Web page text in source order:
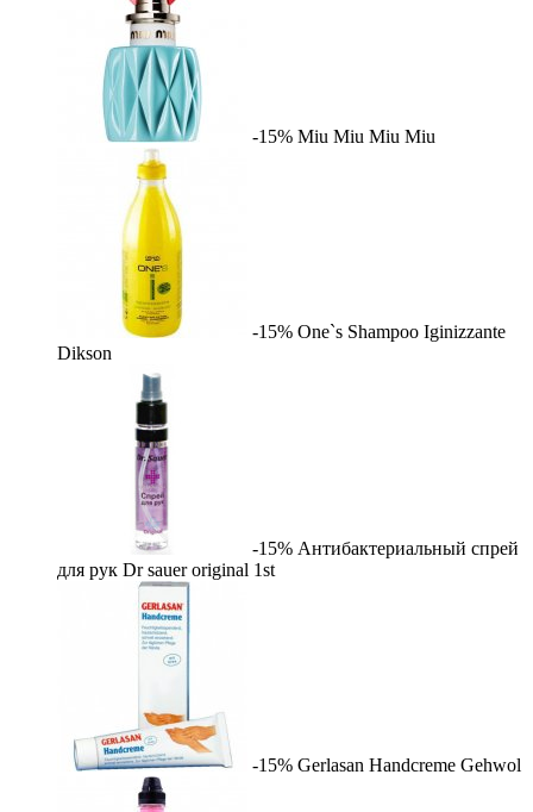
-15% Miu Miu Miu Miu
-15% One`s Shampoo Iginizzante
Dikson
-15% Антибактериальный спрей
для рук Dr sauer original 1st
-15% Gerlasan Handcreme Gehwol